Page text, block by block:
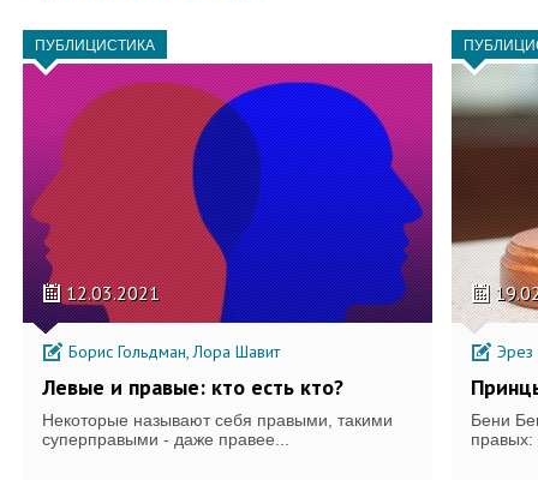
ПУБЛИЦИСТИКА
12.03.2021
Борис Гольдман, Лора Шавит
Левые и правые: кто есть кто?
Некоторые называют себя правыми, такими
суперправыми - даже правее...
Бени